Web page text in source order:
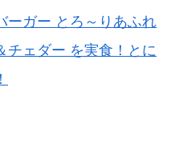
ーガー とろ～りあふれ
チェダー を実食！とに